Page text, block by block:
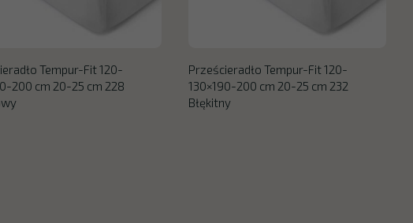
Tempur-Fit 120-
200 cm 20-25 cm 228
Prześcieradło Tempur-Fit 120-
130×190-200 cm 20-25 cm 232
Błękitny